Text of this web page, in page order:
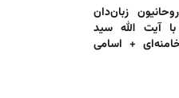
بین المللی امام حسین(ع)
زبان‌دان
آیت الله سید
+ اسامی